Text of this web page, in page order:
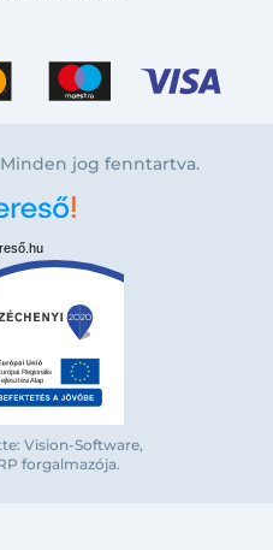
jog fenntartva.
Vision-Software,
forgalmazója.